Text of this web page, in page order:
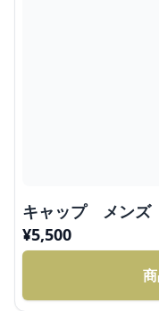
キャップ メン
¥5,500